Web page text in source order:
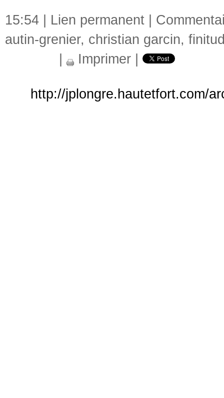
15:54 | Lien permanent
autin-grenier, christian garcin,
Imprimer
http://jplongre.hautetfort.com/